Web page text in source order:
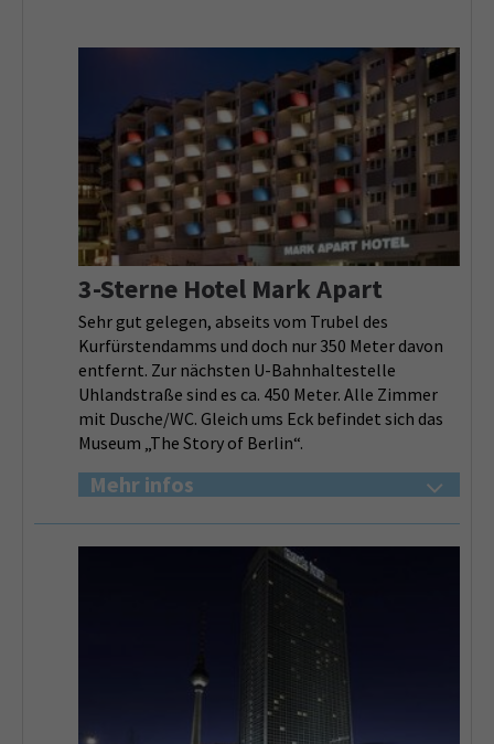
3-Sterne Hotel Mark Apart
Sehr gut gelegen, abseits vom Trubel des
Kurfürstendamms und doch nur 350 Meter davon
entfernt. Zur nächsten U-Bahnhaltestelle
Uhlandstraße sind es ca. 450 Meter. Alle Zimmer
mit Dusche/WC. Gleich ums Eck befindet sich das
Museum „The Story of Berlin“.
Mehr infos